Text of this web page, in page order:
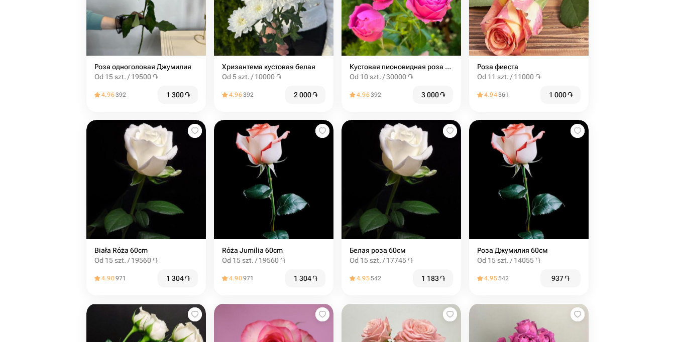
Роза одноголовая Джумилия
Od 15 szt. / 19500 ֏
4.96392 1 300֏
Хризантема кустовая белая
Od 5 szt. / 10000 ֏
4.96392 2 000֏
Кустовая пионовидная роза misty bubbles
Od 10 szt. / 30000 ֏
4.96392 3 000֏
Роза фиеста
Od 11 szt. / 11000 ֏
4.94361 1 000֏
Biała Róża 60cm
Od 15 szt. / 19560 ֏
4.90971 1 304֏
Róża Jumilia 60cm
Od 15 szt. / 19560 ֏
4.90971 1 304֏
Белая роза 60см
Od 15 szt. / 17745 ֏
4.95542 1 183֏
Роза Джумилия 60см
Od 15 szt. / 14055 ֏
4.95542 937֏